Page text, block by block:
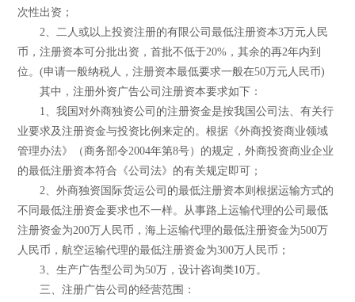
次性出资；
2、二人或以上投资注册的有限公司最低注册资本3万元人民
币，注册资本可分批出资，首批不低于20%，其余的再2年内到
位。(申请一般纳税人，注册资本最低要求一般在50万元人民币)
其中，注册外资广告公司注册资本要求如下：
1、我国对外商独资公司的注册资金是按我国公司法、有关行
业要求及注册资金与投资比例来定的。根据《外商投资商业领域
管理办法》（商务部令2004年第8号）的规定，外商投资商业企业
的最低注册资本符合《公司法》的有关规定即可；
2、外商独资国际货运公司的最低注册资本则根据运输方式的
不同最低注册资金要求也不一样。从事路上运输代理的公司最低
注册资金为200万人民币，海上运输代理的最低注册资金为500万
人民币，航空运输代理的最低注册资金为300万人民币；
3、生产广告型公司为50万，设计咨询类10万。
三、注册广告公司的经营范围：